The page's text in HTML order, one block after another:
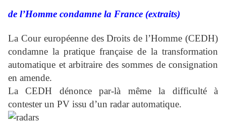
de l’Homme condamne la France (extraits)
La Cour européenne des Droits de l’Homme (CEDH)
condamne la pratique française de la transformation
automatique et arbitraire des sommes de consignation
en amende.
La CEDH dénonce par-là même la difficulté à
contester un PV issu d’un radar automatique.